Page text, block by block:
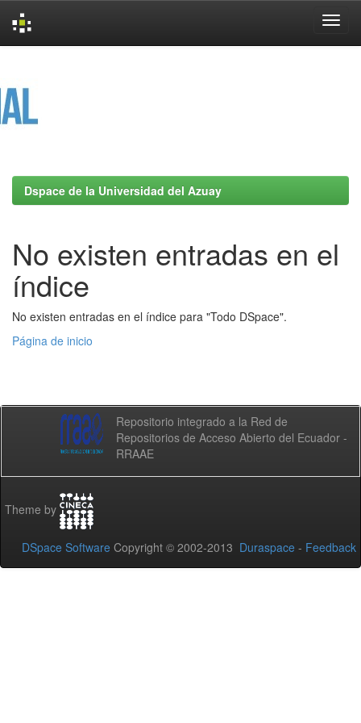
Dspace de la Universidad del Azuay
No existen entradas en el
índice
No existen entradas en el índice para "Todo DSpace".
Página de inicio
Repositorio integrado a la Red de
Repositorios de Acceso Abierto del Ecuador -
RRAAE
Theme by
DSpace Software Copyright © 2002-2013 Duraspace - Feedback